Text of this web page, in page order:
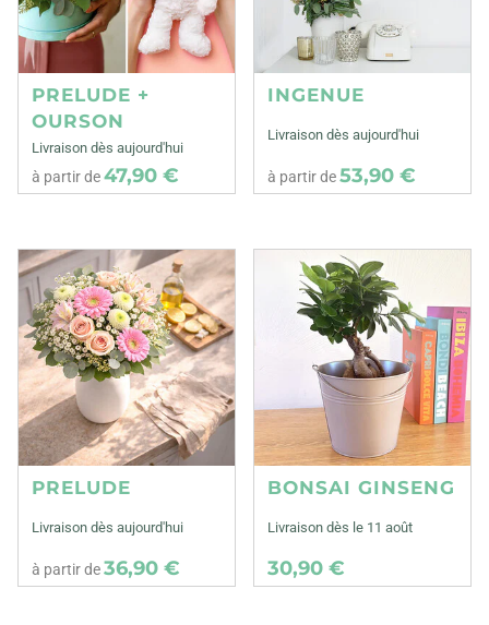
PRELUDE +
OURSON
Livraison dès aujourd'hui
à partir de47,90 €
INGENUE
Livraison dès aujourd'hui
à partir de53,90 €
PRELUDE
Livraison dès aujourd'hui
à partir de36,90 €
BONSAI GINSENG
Livraison dès le 11 août
30,90 €